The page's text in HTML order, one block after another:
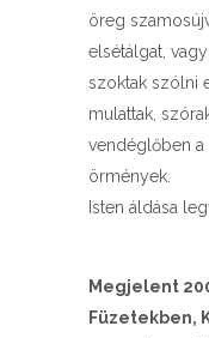
öreg
elsétálgat,
szoktak szólni
mulattak,
vendéglőben a
örmények.
Isten áldása
Megjelent
Füzetekben,